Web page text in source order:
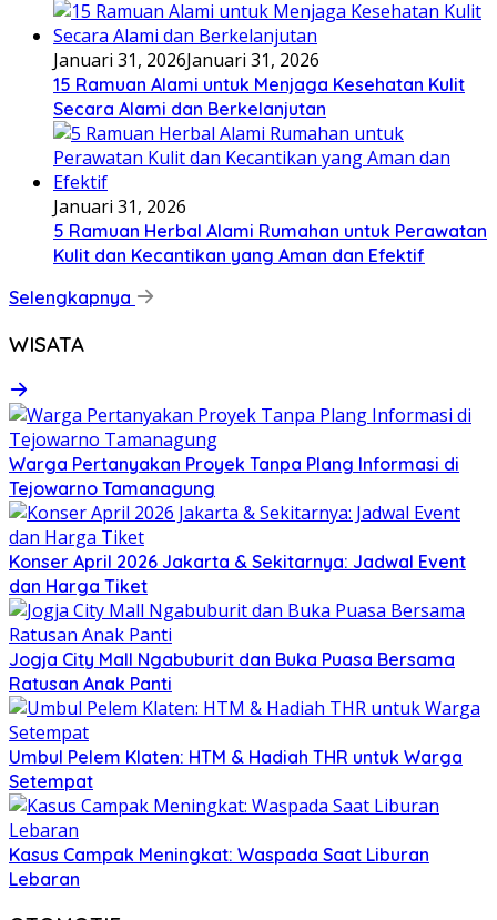
Januari 31, 2026Januari 31, 2026
15 Ramuan Alami untuk Menjaga Kesehatan Kulit
Secara Alami dan Berkelanjutan
Januari 31, 2026
5 Ramuan Herbal Alami Rumahan untuk Perawatan
Kulit dan Kecantikan yang Aman dan Efektif
Selengkapnya
WISATA
Warga Pertanyakan Proyek Tanpa Plang Informasi di
Tejowarno Tamanagung
Konser April 2026 Jakarta & Sekitarnya: Jadwal Event
dan Harga Tiket
Jogja City Mall Ngabuburit dan Buka Puasa Bersama
Ratusan Anak Panti
Umbul Pelem Klaten: HTM & Hadiah THR untuk Warga
Setempat
Kasus Campak Meningkat: Waspada Saat Liburan
Lebaran